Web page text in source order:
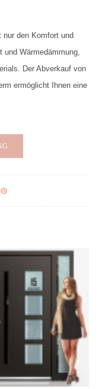
nur den Komfort und
Wärmedämmung,
Der Abverkauf von
ermöglicht Ihnen eine